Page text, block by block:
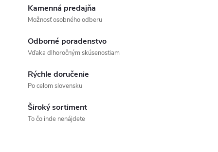
Kamenná predajňa
Možnosť osobného odberu
Odborné poradenstvo
Vďaka dlhoročným skúsenostiam
Rýchle doručenie
Po celom slovensku
Široký sortiment
To čo inde nenájdete